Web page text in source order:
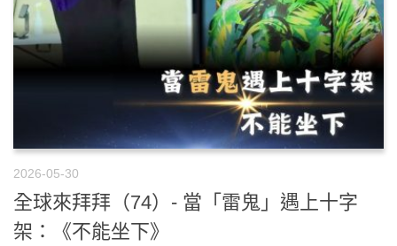
2026-05-30
全球來拜拜（74）- 當「雷鬼」遇上十字
架：《不能坐下》